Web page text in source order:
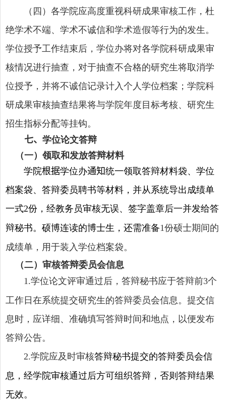
（四）各学院应高度重视科研成果审核工作，杜
绝学术不端、学术不诚信和学术造假等行为的发生。
学位授予工作结束后，学位办将对各学院科研成果审
核情况进行抽查，对于抽查不合格的研究生将取消学
位授予，并将不诚信记录计入个人学位档案；学院科
研成果审核抽查结果将与学院年度目标考核、研究生
招生指标分配等挂钩。
七、学位论文答辩
（一）领取和发放答辩材料
学院根据学位办通知统一领取答辩材料袋、学位
档案袋、答辩委员聘书等材料，并从系统导出成绩单
一式2份，经教务员审核无误、签字盖章后一并发给答
辩秘书。硕博连读的博士生，还需准备1份硕士期间的
成绩单，用于装入学位档案袋。
（二）审核答辩委员会信息
1 .学位论文评审通过后，答辩秘书应于答辩前3个
工作日在系统提交研究生的答辩委员会信息。提交信
息时，应详细、准确填写答辩时间和地点，以便发布
答辩公告。
2.学院应及时审核答辩秘书提交的答辩委员会信
息，经学院审核通过后方可组织答辩，否则答辩结果
无效。